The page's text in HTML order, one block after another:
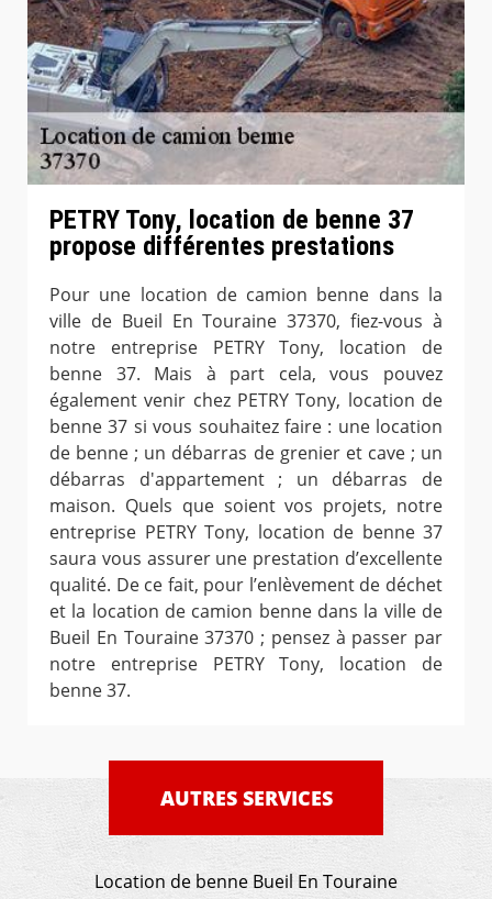
PETRY Tony, location de benne 37
propose différentes prestations
Pour une location de camion benne dans la
ville de Bueil En Touraine 37370, fiez-vous à
notre entreprise PETRY Tony, location de
benne 37. Mais à part cela, vous pouvez
également venir chez PETRY Tony, location de
benne 37 si vous souhaitez faire : une location
de benne ; un débarras de grenier et cave ; un
débarras d'appartement ; un débarras de
maison. Quels que soient vos projets, notre
entreprise PETRY Tony, location de benne 37
saura vous assurer une prestation d’excellente
qualité. De ce fait, pour l’enlèvement de déchet
et la location de camion benne dans la ville de
Bueil En Touraine 37370 ; pensez à passer par
notre entreprise PETRY Tony, location de
benne 37.
AUTRES SERVICES
Location de benne Bueil En Touraine